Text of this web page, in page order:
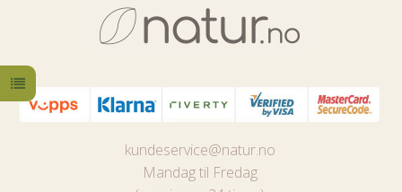
kundeservice@natur.no
Mandag til Fredag